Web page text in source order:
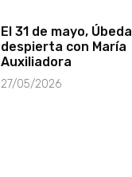
El 31 de mayo, Úbeda
despierta con María
Auxiliadora
27/05/2026